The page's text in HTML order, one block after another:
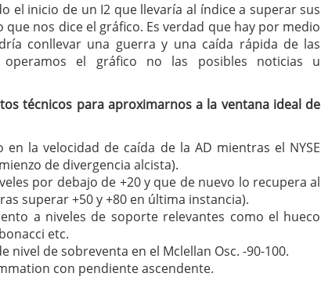
el inicio de un I2 que llevaría al índice a superar sus
nos dice el gráfico. Es verdad que hay por medio
conllevar una guerra y una caída rápida de las
operamos el gráfico no las posibles noticias u
técnicos para aproximarnos a la ventana ideal de
en la velocidad de caída de la AD mientras el NYSE
de divergencia alcista).
por debajo de +20 y que de nuevo lo recupera al
superar +50 y +80 en última instancia).
a niveles de soporte relevantes como el hueco
etc.
nivel de sobreventa en el Mclellan Osc. -90-100.
con pendiente ascendente.